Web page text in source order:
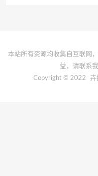
本站所有资源均收集自互联网
益，请联系
Copyright © 2022
卉